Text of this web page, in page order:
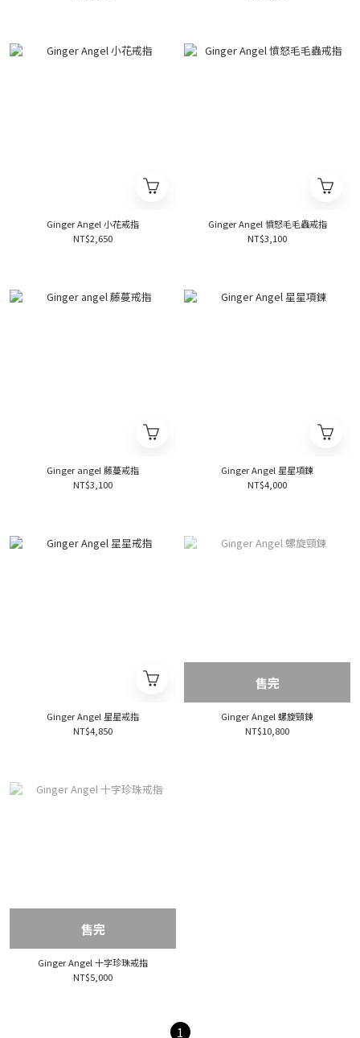
Ginger Angel 小花戒指
NT$2,650
Ginger Angel 憤怒毛毛蟲戒指
NT$3,100
Ginger angel 藤蔓戒指
NT$3,100
Ginger Angel 星星項鍊
NT$4,000
Ginger Angel 星星戒指
NT$4,850
售完
Ginger Angel 螺旋頸鍊
NT$10,800
售完
Ginger Angel 十字珍珠戒指
NT$5,000
1